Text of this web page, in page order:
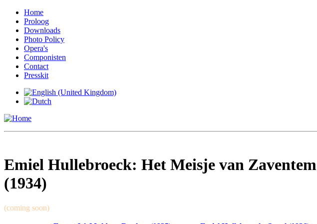
Home
Proloog
Downloads
Photo Policy
Opera's
Componisten
Contact
Presskit
Emiel Hullebroeck: Het Meisje van Zaventem
(1934)
(coming soon)